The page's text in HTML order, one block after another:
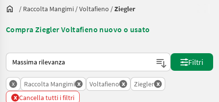
/ Raccolta Mangimi /Voltafieno /Ziegler
Compra Ziegler Voltafieno nuovo o usato
Ecco come viene ordinato su Landwirt.com
Filtri
x Raccolta Mangimi x Voltafieno x Ziegler x
x Cancella tutti i filtri